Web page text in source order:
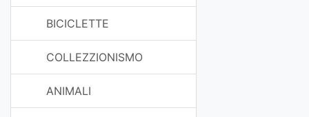
BICICLETTE
COLLEZZIONISMO
ANIMALI